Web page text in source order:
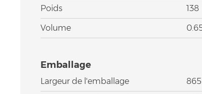
Poids 138
Volume
Emballage
Largeur de l'emballage 865